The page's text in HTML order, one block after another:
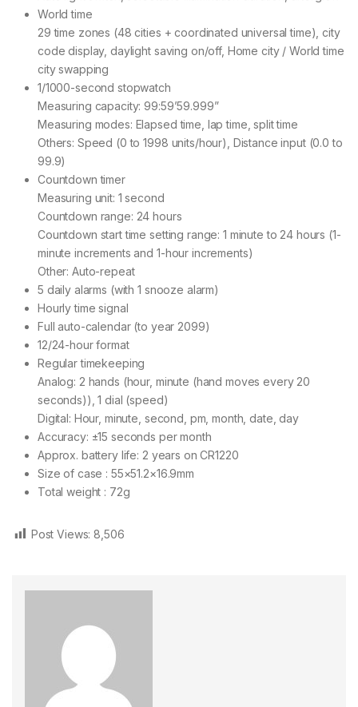
World time
29 time zones (48 cities + coordinated universal time), city
code display, daylight saving on/off, Home city / World time
city swapping
1/1000-second stopwatch
Measuring capacity: 99:59’59.999”
Measuring modes: Elapsed time, lap time, split time
Others: Speed (0 to 1998 units/hour), Distance input (0.0 to
99.9)
Countdown timer
Measuring unit: 1 second
Countdown range: 24 hours
Countdown start time setting range: 1 minute to 24 hours (1-
minute increments and 1-hour increments)
Other: Auto-repeat
5 daily alarms (with 1 snooze alarm)
Hourly time signal
Full auto-calendar (to year 2099)
12/24-hour format
Regular timekeeping
Analog: 2 hands (hour, minute (hand moves every 20
seconds)), 1 dial (speed)
Digital: Hour, minute, second, pm, month, date, day
Accuracy: ±15 seconds per month
Approx. battery life: 2 years on CR1220
Size of case : 55×51.2×16.9mm
Total weight : 72g
Post Views: 8,506